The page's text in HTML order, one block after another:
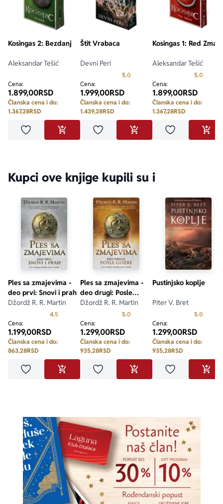
Kosingas 2: Bezdanj
Aleksandar Tešić
Cena:
1.899,00RSD
Članska cena i do:
1.367,28RSD
Dodaj u omiljeneDODAJ U KORPU
Štit Vrabaca
Devni Peri
5.0 Prosecna ocena je 5.0 od 5
Cena:
1.999,00RSD
Članska cena i do:
1.439,28RSD
Dodaj u omiljeneDODAJ U KORPU
Kosingas 1: Red Zmaja
Aleksandar Tešić
5.0
Cena:
1.899,00RSD
Članska cena i do:
1.367,28RSD
Dodaj u
Kupci ove knjige kupili su i
Ples sa zmajevima -
deo prvi: Snovi i prah
Džordž R. R. Martin
4.5Prosecna ocena je 4.5 od 5
Cena:
1.199,00RSD
Članska cena i do:
863,28RSD
Dodaj u omiljeneDODAJ U KORPU
Ples sa zmajevima -
deo drugi: Posle
gozbe
Džordž R. R. Martin
5.0 Prosecna ocena je 5.0 od 5
Cena:
1.299,00RSD
Članska cena i do:
935,28RSD
Dodaj u omiljeneDODAJ U KORPU
Pustinjsko koplje
Piter V. Bret
5.0
Cena:
1.299,00RSD
Članska cena i do:
935,28RSD
Dodaj u